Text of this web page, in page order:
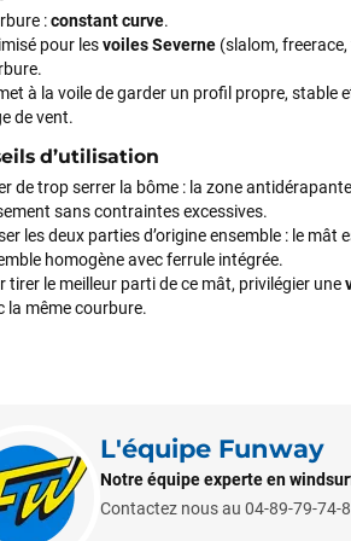
:constant curve.
pour lesvoiles Severne (slalom,
à la voile de garder un profil propre, stable
de vent.
d’utilisation
de trop serrer la bôme : la zone
sans contraintes excessives.
les deux parties d’origine ensemble : le mât
homogène avec ferrule intégrée.
tirer le meilleur parti de ce mât, privilégier une
la même courbure.
L'équipe Funway
Notre équipe experte en
Contactez nous au 04-89-79-74-